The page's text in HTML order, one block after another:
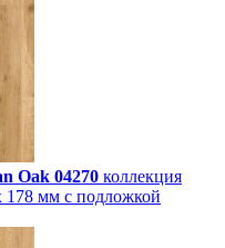
Oak 04270 коллекция
178 мм с подложкой